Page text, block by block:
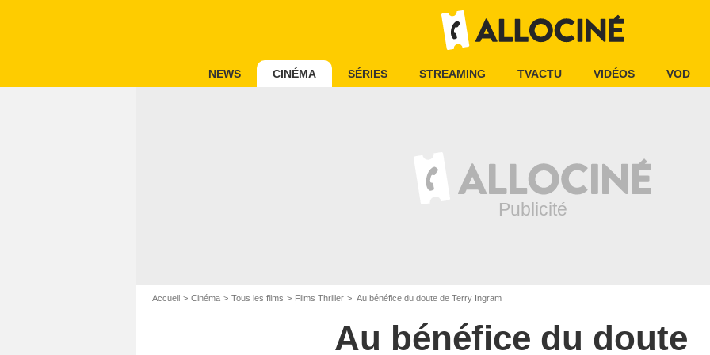
NEWS CINÉMA SÉRIES STREAMING TVACTU VIDÉOS VOD
Accueil Cinéma Tous les films Films Thriller Au bénéfice du doute de Terry Ingram
Au bénéfice du doute